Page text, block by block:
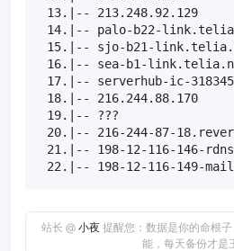
13.|-- 213.248.92.129
14.|-- palo-b22-
15.|-- sjo-b21-
16.|-- sea-b1-
17.|-- serverhub-ic-
18.|-- 216.244.88.170
19.|-- ???
20.|-- 216-244-87-
21.|-- 198-12-116-146-
22.|-- 198-12-116-149-
站长 @ 小夜 提醒您：数据是你的命根
能，每天备份才是